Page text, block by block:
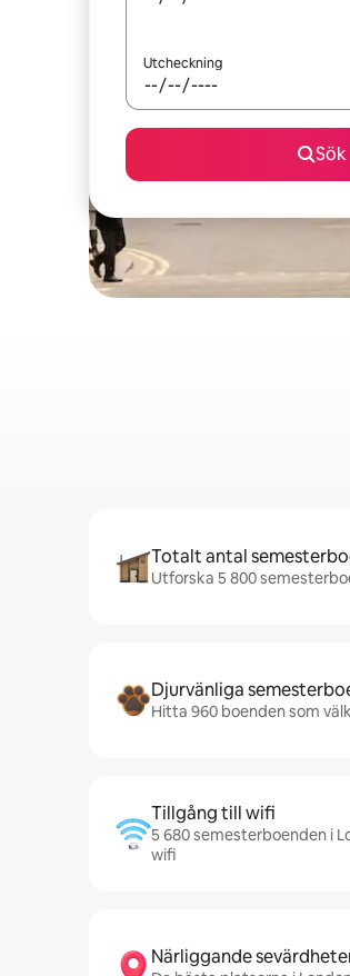
Utcheckning
Sök
Totalt antal
Utforska 5 800
Djurvänliga
Hitta 960 boenden som
Tillgång till wifi
5 680 semesterboenden i
wifi
Närliggande